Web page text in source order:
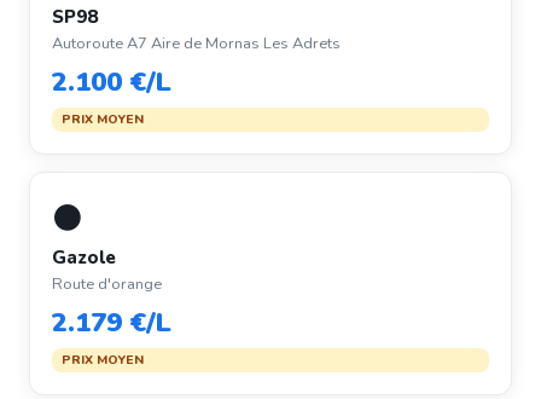
SP98
Autoroute A7 Aire de Mornas Les Adrets
2.100 €/L
PRIX MOYEN
⚫
Gazole
Route d'orange
2.179 €/L
PRIX MOYEN